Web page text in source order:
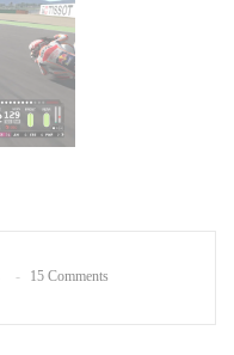
15 Comments